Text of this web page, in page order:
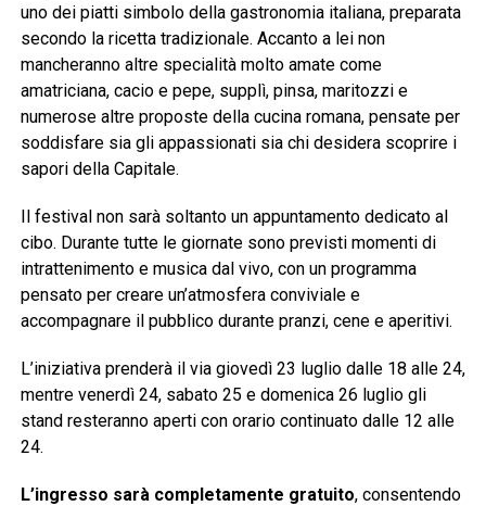
uno dei piatti simbolo della gastronomia italiana, preparata
secondo la ricetta tradizionale. Accanto a lei non
mancheranno altre specialità molto amate come
amatriciana, cacio e pepe, supplì, pinsa, maritozzi e
numerose altre proposte della cucina romana, pensate per
soddisfare sia gli appassionati sia chi desidera scoprire i
sapori della Capitale.
Il festival non sarà soltanto un appuntamento dedicato al
cibo. Durante tutte le giornate sono previsti momenti di
intrattenimento e musica dal vivo, con un programma
pensato per creare un’atmosfera conviviale e
accompagnare il pubblico durante pranzi, cene e aperitivi.
L’iniziativa prenderà il via giovedì 23 luglio dalle 18 alle 24,
mentre venerdì 24, sabato 25 e domenica 26 luglio gli
stand resteranno aperti con orario continuato dalle 12 alle
24.
L’ingresso sarà completamente gratuito, consentendo